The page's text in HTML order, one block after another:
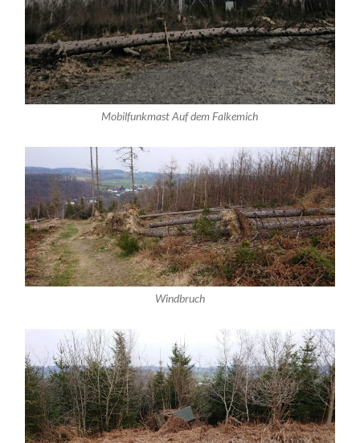
Mobilfunkmast Auf dem Falkemich
Windbruch